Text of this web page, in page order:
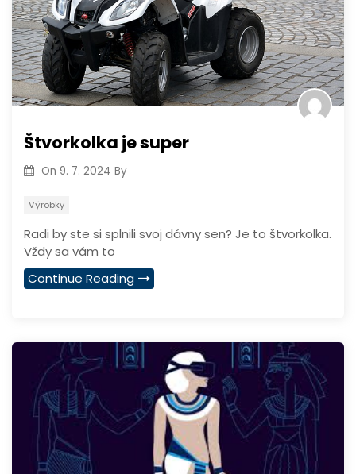
Štvorkolka je super
On 9. 7. 2024 By
Výrobky
Radi by ste si splnili svoj dávny sen? Je to štvorkolka.
Vždy sa vám to
Continue Reading